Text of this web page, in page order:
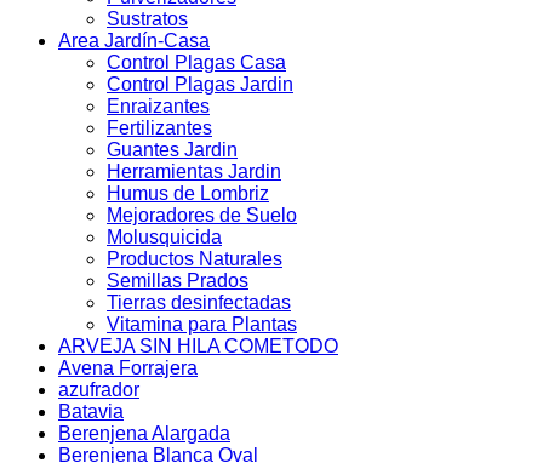
Sustratos
Area Jardín-Casa
Control Plagas Casa
Control Plagas Jardin
Enraizantes
Fertilizantes
Guantes Jardin
Herramientas Jardin
Humus de Lombriz
Mejoradores de Suelo
Molusquicida
Productos Naturales
Semillas Prados
Tierras desinfectadas
Vitamina para Plantas
ARVEJA SIN HILA COMETODO
Avena Forrajera
azufrador
Batavia
Berenjena Alargada
Berenjena Blanca Oval